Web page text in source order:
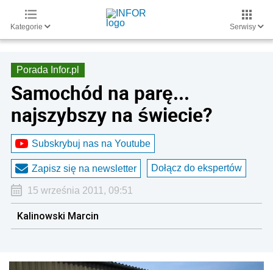
Kategorie Serwisy
Porada Infor.pl
Samochód na parę...
najszybszy na świecie?
Subskrybuj nas na Youtube
Zapisz się na newsletter Dołącz do ekspertów
15 września 2011, 09:51
Kalinowski Marcin